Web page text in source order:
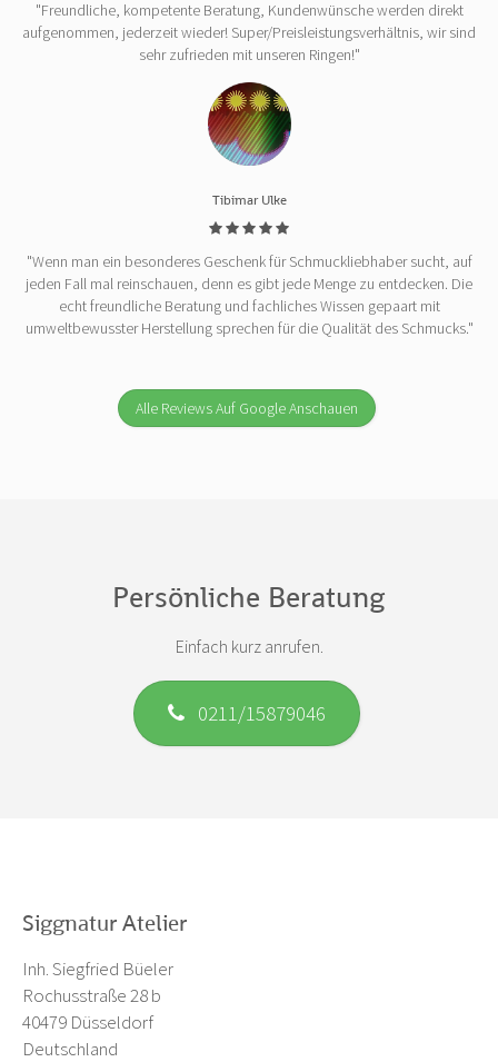
"Freundliche, kompetente Beratung, Kundenwünsche werden direkt
aufgenommen, jederzeit wieder! Super/Preisleistungsverhältnis, wir sind
sehr zufrieden mit unseren Ringen!"
Tibimar Ulke
"Wenn man ein besonderes Geschenk für Schmuckliebhaber sucht, auf
jeden Fall mal reinschauen, denn es gibt jede Menge zu entdecken. Die
echt freundliche Beratung und fachliches Wissen gepaart mit
umweltbewusster Herstellung sprechen für die Qualität des Schmucks."
Alle Reviews Auf Google Anschauen
Persönliche Beratung
Einfach kurz anrufen.
0211/15879046
Siggnatur Atelier
Inh. Siegfried Büeler
Rochusstraße 28 b
40479 Düsseldorf
Deutschland